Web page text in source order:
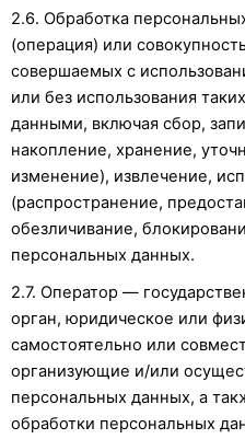
2.6. Обработка
(операция) или
совершаемых с
или без использования
данными, включая сбор,
накопление, хранение,
изменение), извлечение,
(распространение,
обезличивание,
персональных данных.
2.7. Оператор —
орган, юридическое или
самостоятельно или
организующие и/или
персональных данных, а
обработки персональных